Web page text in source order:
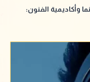
وأكاديمية الفنون: